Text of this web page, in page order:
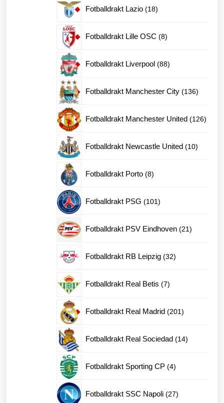
Fotballdrakt Lazio 1818
Fotballdrakt Lille OSC 88
Fotballdrakt Liverpool 8888
Fotballdrakt Manchester City 136136
Fotballdrakt Manchester United 126126
Fotballdrakt Newcastle United 1010
Fotballdrakt Porto 88
Fotballdrakt PSG 101101
Fotballdrakt PSV Eindhoven 2121
Fotballdrakt RB Leipzig 3232
Fotballdrakt Real Betis 77
Fotballdrakt Real Madrid 201201
Fotballdrakt Real Sociedad 1414
Fotballdrakt Sporting CP 44
Fotballdrakt SSC Napoli 2727